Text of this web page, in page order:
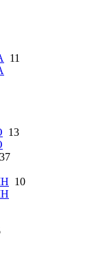
11
13
37
10